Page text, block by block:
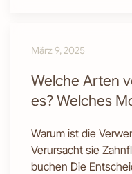
März 9, 2025
Welche Arten
es? Welches
Warum ist die
Verursacht sie
buchen Die